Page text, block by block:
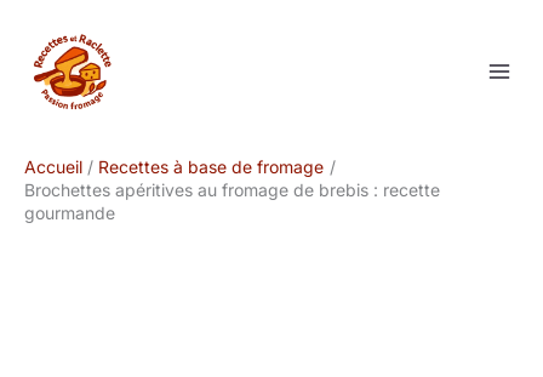
contenu
Accueil
Recettes à base de fromage
Brochettes apéritives au fromage de brebis : recette
gourmande